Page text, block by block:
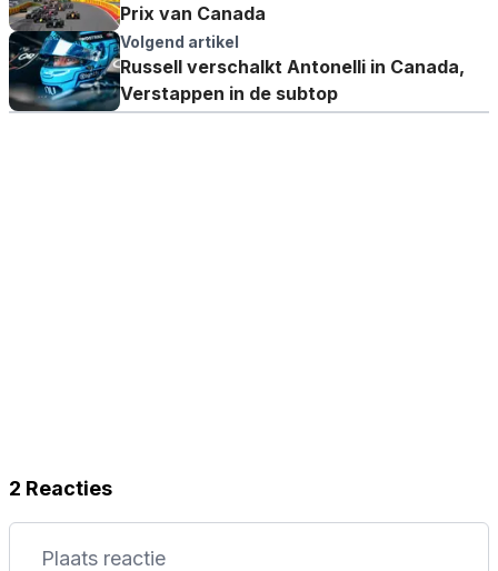
Prix van Canada
Volgend artikel
Russell verschalkt Antonelli in Canada,
Verstappen in de subtop
2 Reacties